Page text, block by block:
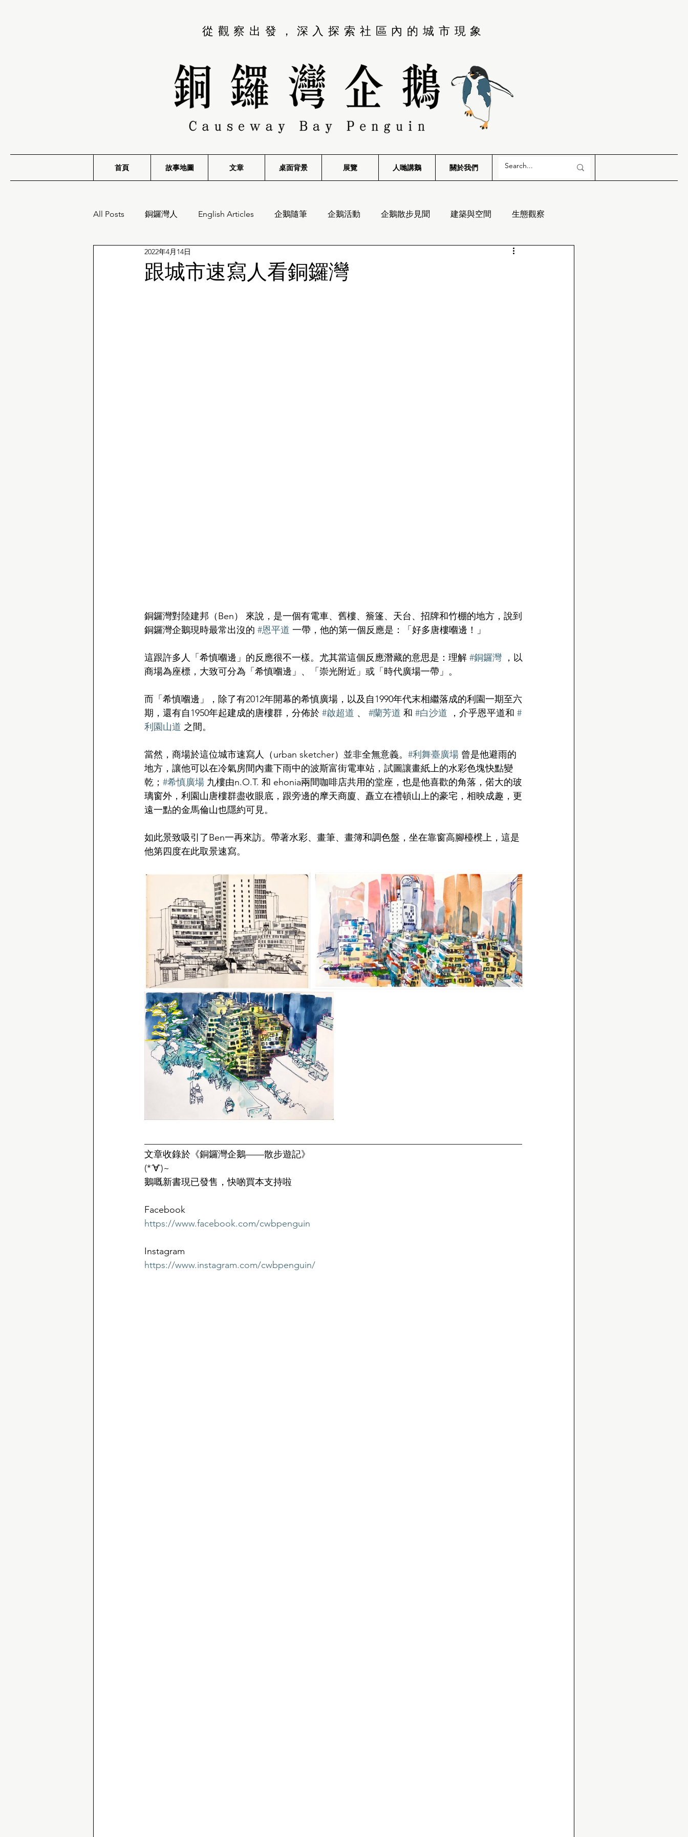
從觀察出發，深入探索社區內的城市現象
首頁 故事地圖 文章 桌面背景 展覽 ​人哋講鵝 關於我們
All Posts 銅鑼灣人 English Articles 企鵝隨筆 企鵝活動 企鵝散步見聞 建築與空間 生態觀察
企鵝冷知識
跟城市速寫人看銅鑼灣
2022年4月14日
銅鑼灣對陸建邦（Ben） 來說，是一個有電車、舊樓、簷篷、天台、招牌和竹棚的地方，說到
銅鑼灣企鵝現時最常出沒的 #恩平道 一帶，他的第一個反應是：「好多唐樓嗰邊！」
這跟許多人「希慎嗰邊」的反應很不一樣。尤其當這個反應潛藏的意思是：理解 #銅鑼灣 ，以
商場為座標，大致可分為「希慎嗰邊」、「崇光附近」或「時代廣場一帶」。
而「希慎嗰邊」，除了有2012年開幕的希慎廣場，以及自1990年代末相繼落成的利園一期至六
期，還有自1950年起建成的唐樓群，分佈於 #啟超道 、 #蘭芳道 和 #白沙道 ，介乎恩平道和 #
利園山道 之間。
當然，商場於這位城市速寫人（urban sketcher）並非全無意義。 #利舞臺廣場 曾是他避雨的
地方，讓他可以在冷氣房間內畫下雨中的波斯富街電車站，試圖讓畫紙上的水彩色塊快點變
乾； #希慎廣場 九樓由n.O.T. 和 ehonia兩間咖啡店共用的堂座，也是他喜歡的角落，偌大的玻
璃窗外，利園山唐樓群盡收眼底，跟旁邊的摩天商廈、矗立在禮頓山上的豪宅，相映成趣，更
遠一點的金馬倫山也隱約可見。
如此景致吸引了Ben一再來訪。帶著水彩、畫筆、畫簿和調色盤，坐在靠窗高腳檯櫈上，這是
他第四度在此取景速寫。
文章收錄於《銅鑼灣企鵝——散步遊記》
(*´∀`)~
鵝嘅新書現已發售，快啲買本支持啦
Facebook
https://www.facebook.com/cwbpenguin
Instagram
https://www.instagram.com/cwbpenguin/